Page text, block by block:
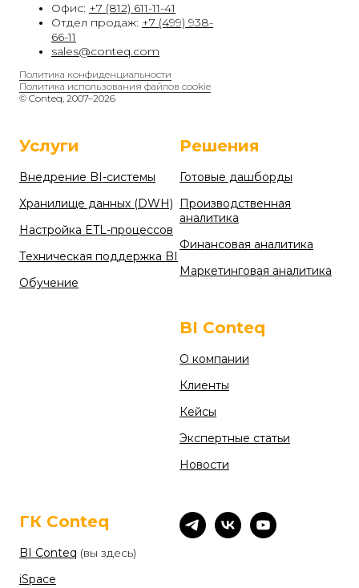
Офис: +7 (812) 611-11-41
Отдел продаж: +7 (499) 938-
66-11
sales@conteq.com
Политика конфиденциальности
Политика использования файлов cookie
© Conteq, 2007–2026
Услуги
Внедрение BI-системы
Хранилище данных (DWH)
Настройка ETL-процессов
Техническая поддержка BI
Обучение
Решения
Готовые дашборды
Производственная
аналитика
Финансовая аналитика
Маркетинговая аналитика
BI Conteq
О компании
Клиенты
Кейсы
Экспертные статьи
Новости
ГК Conteq
BI Conteq (вы здесь)
iSpace